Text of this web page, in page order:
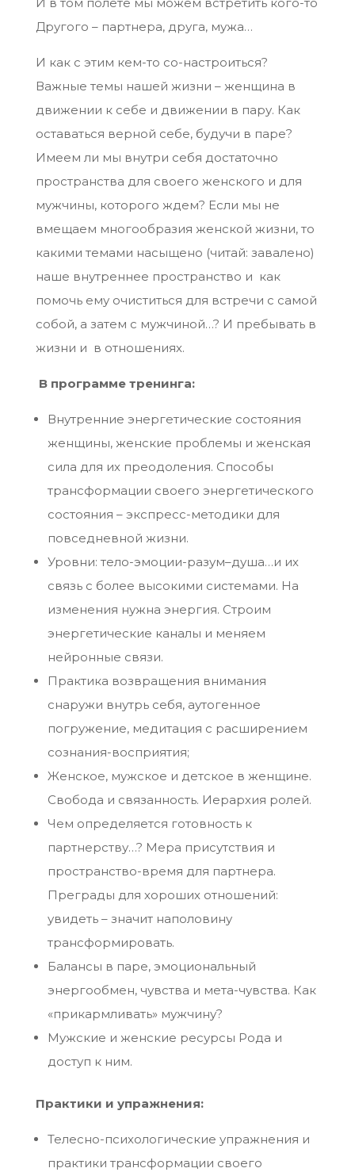
Другого – партнера, друга, мужа…
И как с этим кем-то со-настроиться?
Важные темы нашей жизни – женщина в
движении к себе и движении в пару. Как
оставаться верной себе, будучи в паре?
Имеем ли мы внутри себя достаточно
пространства для своего женского и для
мужчины, которого ждем? Если мы не
вмещаем многообразия женской жизни, то
какими темами насыщено (читай: завалено)
наше внутреннее пространство и как
помочь ему очиститься для встречи с самой
собой, а затем с мужчиной…? И пребывать в
жизни и в отношениях.
В программе тренинга:
Внутренние энергетические состояния
женщины, женские проблемы и женская
сила для их преодоления. Способы
трансформации своего энергетического
состояния – экспресс-методики для
повседневной жизни.
Уровни: тело-эмоции-разум–душа…и их
связь с более высокими системами. На
изменения нужна энергия. Строим
энергетические каналы и меняем
нейронные связи.
Практика возвращения внимания
снаружи внутрь себя, аутогенное
погружение, медитация с расширением
сознания-восприятия;
Женское, мужское и детское в женщине.
Свобода и связанность. Иерархия ролей.
Чем определяется готовность к
партнерству…? Мера присутствия и
пространство-время для партнера.
Преграды для хороших отношений:
увидеть – значит наполовину
трансформировать.
Балансы в паре, эмоциональный
энергообмен, чувства и мета-чувства. Как
«прикармливать» мужчину?
Мужские и женские ресурсы Рода и
доступ к ним.
Практики и упражнения:
Телесно-психологические упражнения и
практики трансформации своего